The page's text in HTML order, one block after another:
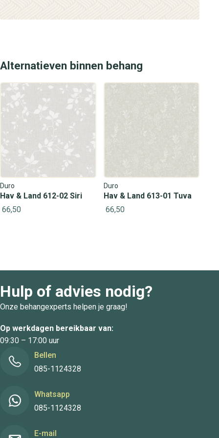
Alternatieven binnen behang
Duro
Hav & Land 612-02 Siri
66,50
Duro
Hav & Land 613-01 Tuva
66,50
Hulp of advies nodig?
Onze behangexperts helpen je graag!
Op werkdagen bereikbaar van:
09:30 – 17:00 uur
Bellen
085-1124328
Whatsapp
085-1124328
E-mail